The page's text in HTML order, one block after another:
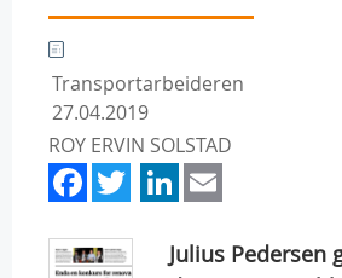
Transportarbeideren
27.04.2019
ROY ERVIN SOLSTAD
Facebook
TwitterLinkedIn
Julius Pedersen